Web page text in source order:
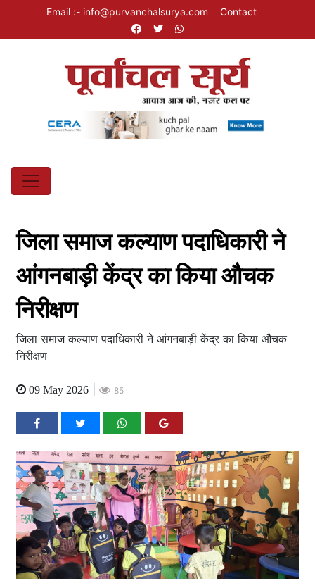
Email :- info@purvanchalsurya.com Contact
जिला समाज कल्याण पदाधिकारी ने
आंगनबाड़ी केंद्र का किया औचक
निरीक्षण
जिला समाज कल्याण पदाधिकारी ने आंगनबाड़ी केंद्र का किया औचक
निरीक्षण
09 May 2026 85